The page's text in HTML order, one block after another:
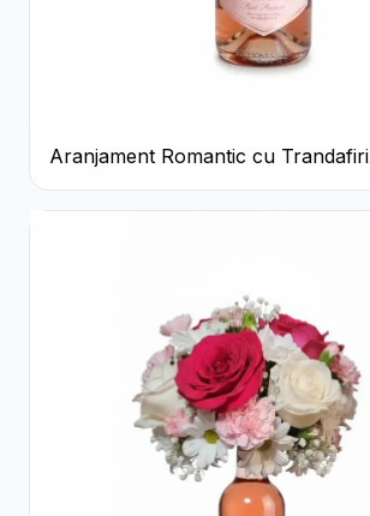
Aranjament Romantic cu Trandafiri
Roșii și Șampanie rose